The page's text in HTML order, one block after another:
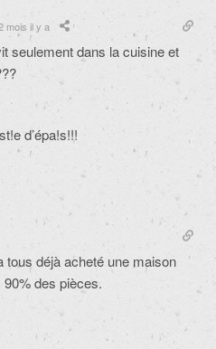
mois il y a
seulement dans la cuisine et
d’épa!s!!!
tous déjà acheté une maison
90% des pièces.